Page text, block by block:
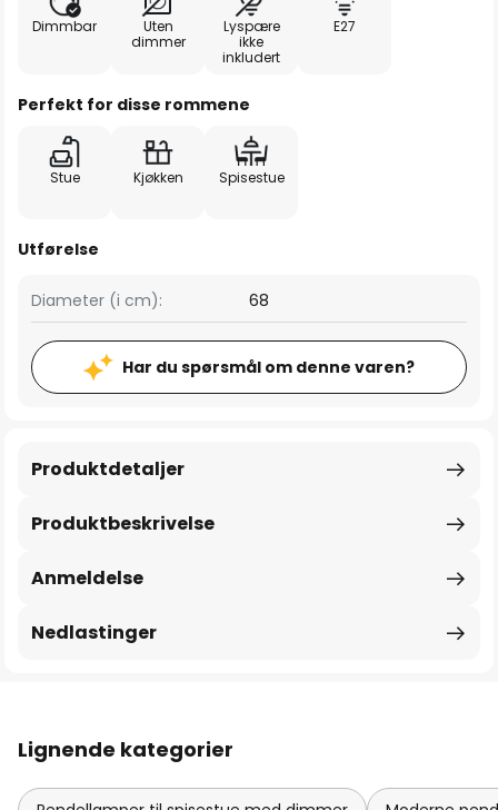
Dimmbar
Uten
dimmer
Lyspære
ikke
inkludert
E27
Perfekt for disse rommene
Stue Kjøkken Spisestue
Utførelse
Diameter (i cm): 68
Har du spørsmål om denne varen?
Produktbeskrivelse
Produktdetaljer
Anmeldelse
Nedlastinger
Lignende kategorier